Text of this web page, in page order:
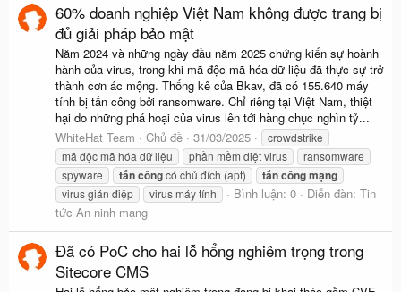
60% doanh nghiệp Việt Nam không được trang bị
đủ giải pháp bảo mật
Năm 2024 và những ngày đầu năm 2025 chứng kiến sự hoành
hành của virus, trong khi mã độc mã hóa dữ liệu đã thực sự trở
thành cơn ác mộng. Thống kê của Bkav, đã có 155.640 máy
tính bị tấn công bởi ransomware. Chỉ riêng tại Việt Nam, thiệt
hại do những phá hoại của virus lên tới hàng chục nghìn tỷ...
WhiteHat Team
Chủ đề 31/03/2025
crowdstrike
mã độc mã hóa dữ liệu
phần mềm diệt virus
ransomware
spyware
tấncôngcó chủ đích (apt) tấncôngmạng
virus gián điệp virus máy tính Bình luận: 0 Diễn đàn: Tin
tức An ninh mạng
Đã có PoC cho hai lỗ hổng nghiêm trọng trong
Sitecore CMS